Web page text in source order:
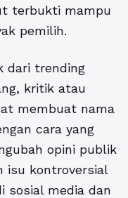
terbukti mampu
pemilih.
dari trending
kritik atau
membuat nama
cara yang
opini publik
isu kontroversial
sosial media dan